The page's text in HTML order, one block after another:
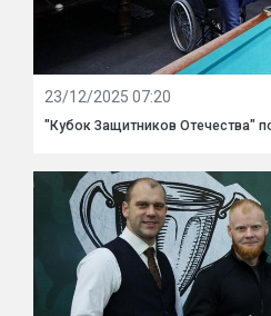
23/12/2025 07:20
"Кубок Защитников Отечества"